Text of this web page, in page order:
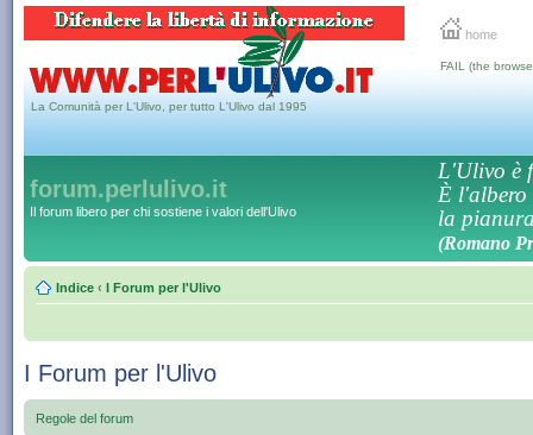
home
La Comunità per L'Ulivo, per tutto L'Ulivo dal 1995
FAIL (the
forum.perlulivo.it
Il forum libero per chi sostiene i valori dell'Ulivo
L'Ulivo è
È l'albero
la
(Romano
Indice ‹ I Forum per l'Ulivo
I Forum per l'Ulivo
Regole del forum